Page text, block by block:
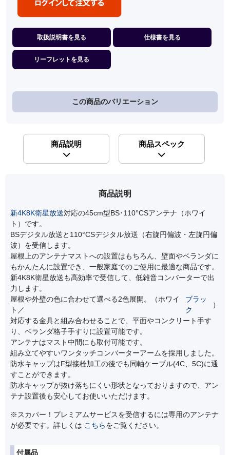
取扱説明書を見る 仕様書を見る
リーフレットを見る
この商品のバリエーション
商品説明 商品スペック
商品説明
新4K8K衛星放送対応の45cm型BS･110°CSアンテナ（ホワイ
ト）です。
BSデジタル放送と110°CSデジタル放送（右旋円偏波・左旋円偏
波）を受信します。
屋根上のアンテナマストへの設置はもちろん、壁面やベランダに
もかんたんに設置でき、一般家庭でのご使用に最適な商品です。
新4K8K衛星放送も高効率で受信して、低雑音コンバーターで出
力します。
屋根や外壁の色に合わせて選べる2色展開。（ホワイ
ト／
ブラッ
ク
）
対応する金具と組み合わせることで、平面やコンクリート手す
り、ベランダ格子手すりに設置可能です。
アンテナはマスト中間にも取付可能です。
組み立てやすいワンタッチコンバーターアームを採用しました。
防水キャップはF型接栓加工の後でも同軸ケーブル(4C、5C)に通
すことができます。
防水キャップが抜け落ちにくい形状となっておりますので、アン
テナ設置後も安心してお使いいただけます。
※スカパー！プレミアムサービスを受信するには専用のアンテナ
が必要です。詳しくは こちらをご覧ください。
付属品